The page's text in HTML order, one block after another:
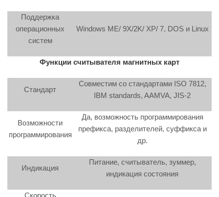
Поддержка
операционных
систем
Windows ME/ 9X/2K/ XP/ 7, DOS и Linux
Функции считывателя магнитных карт
Стандарт
Совместим со стандартами ISO 7812,
IBM standards, AAMVA, JIS-2
Возможности
программирования
Да, возможность программирования
префикса, разделителей, суффикса и
др.
Индикация
Питание, считыватель, зуммер,
индикация состояния
Скорость